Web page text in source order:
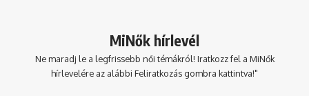
MiNők hírlevél
Ne maradj le a legfrissebb női témákról! Iratkozz fel a MiNők
hírlevelére az alábbi Feliratkozás gombra kattintva!"